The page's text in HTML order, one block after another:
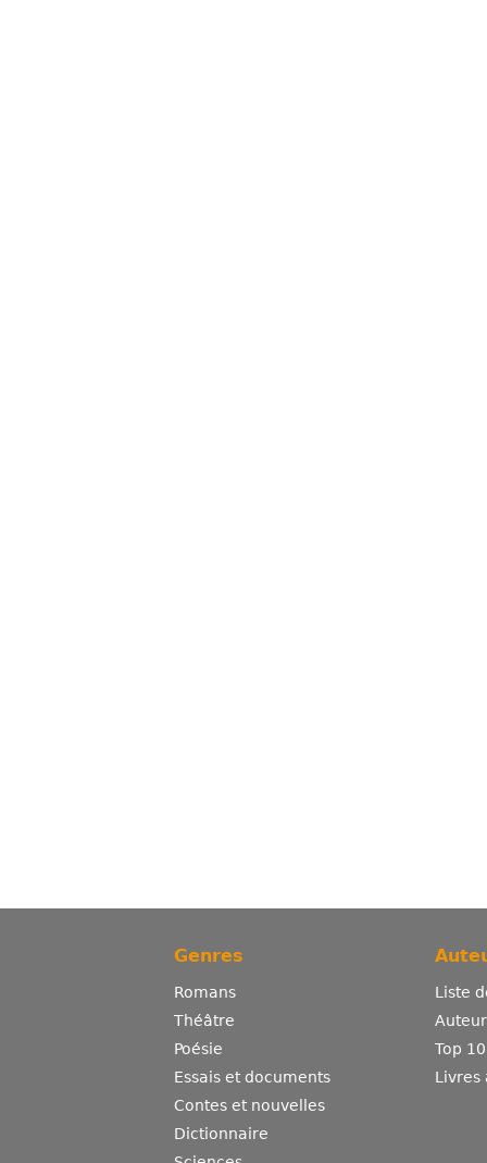
Genres
Romans
Théâtre
Poésie
Essais et documents
Contes et nouvelles
Dictionnaire
Liste
Top
Livres